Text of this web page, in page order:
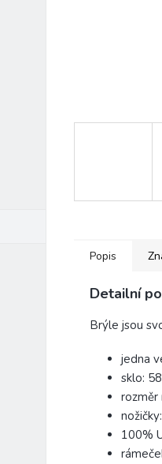
Popis
Detailní
Brýle jsou
jedna
sklo:
rozměr
100%